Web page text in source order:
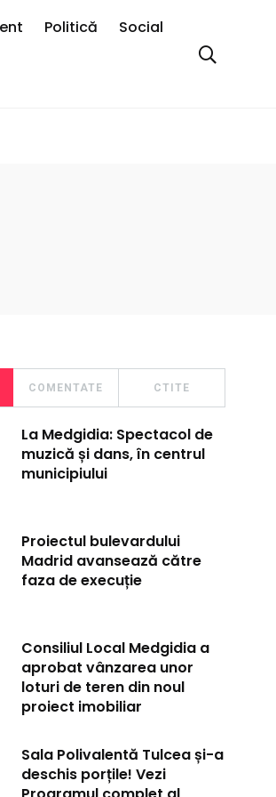
Politică
Social
COMENTATE CTITE
La Medgidia: Spectacol de
muzică și dans, în centrul
municipiului
Proiectul bulevardului
Madrid avansează către
faza de execuție
Consiliul Local Medgidia a
aprobat vânzarea unor
loturi de teren din noul
proiect imobiliar
Sala Polivalentă Tulcea și-a
deschis porțile! Vezi